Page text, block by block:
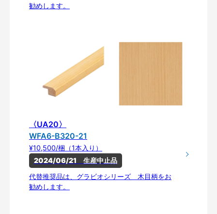
勧めします。
〈UA20〉
WFA6-B320-21
¥10,500/梱（1本入り）
2024/06/21　生産中止品
代替推奨品は、グラビオシリーズ 木目柄をお
勧めします。